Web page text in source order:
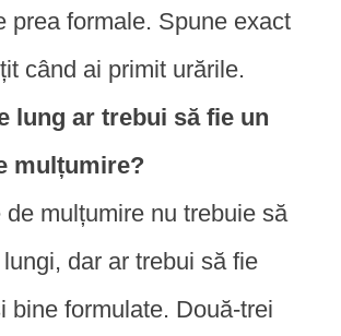
prea formale. Spune exact
când ai primit urările.
lung ar trebui să fie un
mulțumire?
de mulțumire nu trebuie să
dar ar trebui să fie
bine formulate. Două-trei